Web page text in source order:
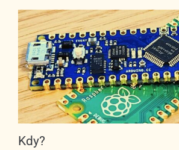
Kdy?